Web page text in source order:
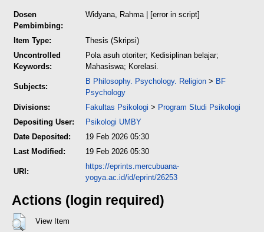
Dosen
Pembimbing:
Widyana, Rahma| [error in script]
Item Type:
Thesis (Skripsi)
Uncontrolled
Keywords:
Pola asuh otoriter; Kedisiplinan belajar;
Mahasiswa; Korelasi.
Subjects:
B Philosophy. Psychology. Religion > BF
Psychology
Divisions:
Fakultas Psikologi > Program Studi Psikologi
Depositing User:
Psikologi UMBY
Date Deposited:
19 Feb 2026 05:30
Last Modified:
19 Feb 2026 05:30
URI:
https://eprints.mercubuana-
yogya.ac.id/id/eprint/26253
Actions (login required)
View Item